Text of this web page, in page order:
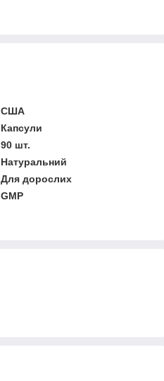
США
Капсули
90 шт.
Натуральний
Для дорослих
GMP